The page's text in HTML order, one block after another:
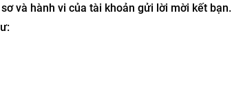
và hành vi của tài khoản gửi lời mời kết bạn.